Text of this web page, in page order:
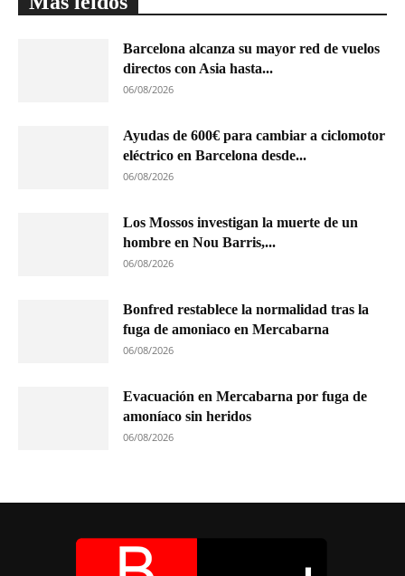
Barcelona alcanza su mayor red de vuelos
directos con Asia hasta...
06/08/2026
Ayudas de 600€ para cambiar a ciclomotor
eléctrico en Barcelona desde...
06/08/2026
Los Mossos investigan la muerte de un
hombre en Nou Barris,...
06/08/2026
Bonfred restablece la normalidad tras la
fuga de amoniaco en Mercabarna
06/08/2026
Evacuación en Mercabarna por fuga de
amoníaco sin heridos
06/08/2026